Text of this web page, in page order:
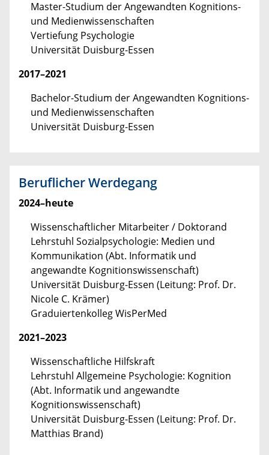
Master-Studium der Angewandten Kognitions-
und Medienwissenschaften
Vertiefung Psychologie
Universität Duisburg-Essen
2017–2021
Bachelor-Studium der Angewandten Kognitions-
und Medienwissenschaften
Universität Duisburg-Essen
Beruflicher Werdegang
2024–heute
Wissenschaftlicher Mitarbeiter / Doktorand
Lehrstuhl Sozialpsychologie: Medien und
Kommunikation (Abt. Informatik und
angewandte Kognitionswissenschaft)
Universität Duisburg-Essen (Leitung: Prof. Dr.
Nicole C. Krämer)
Graduiertenkolleg WisPerMed
2021–2023
Wissenschaftliche Hilfskraft
Lehrstuhl Allgemeine Psychologie: Kognition
(Abt. Informatik und angewandte
Kognitionswissenschaft)
Universität Duisburg-Essen (Leitung: Prof. Dr.
Matthias Brand)